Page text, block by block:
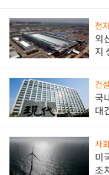
전
외
지
건설
국
대
사회
미
조